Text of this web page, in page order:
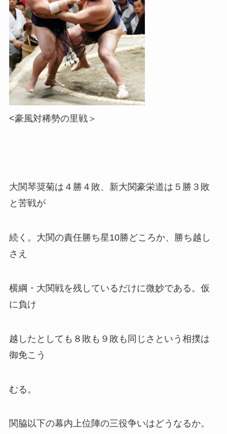
<豪風対稀勢の里戦＞
大関琴奨菊は４勝４敗、新大関豪栄道は５勝３敗
と苦戦が
続く。大関の責任勝ち星10勝どころか、勝ち越し
さえ
横綱・大関戦を残しているだけに微妙である。仮
に負け
越したとしても８敗も９敗も同じさという相撲は
御免こう
むる。
関脇以下の幕内上位陣の三役争いはどうなるか。